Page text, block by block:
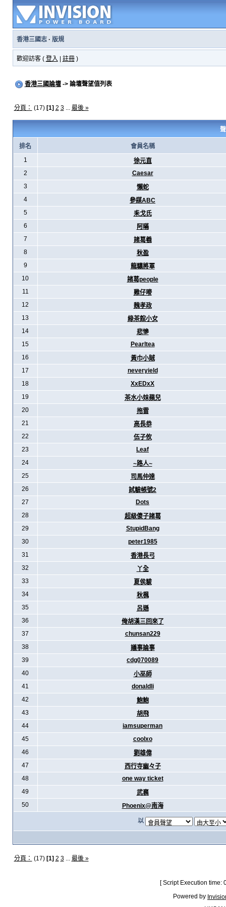
香港三國志· 版規
歡迎訪客 ( 登入 註冊)
香港三國論壇-> 論壇聲望值列表
分頁： (17) [1] 2 3... 最後 »
排名
會員名稱
1
徐元直
2
Caesar
3
懶蛇
4
參謀ABC
5
耒戈氏
6
阿暪
7
諸葛羲
8
秋盈
9
龍驤將軍
10
諸葛people
11
雞仔嘜
12
魏孝政
13
綠茶館小女
14
悲慘
15
Pearltea
16
黃巾小賊
17
neveryield
18
XxEDxX
19
茶水小妹蘋兒
20
拖雷
21
高長恭
22
伍子攸
23
Leaf
24
~路人~
25
司馬仲達
26
試驗帳號2
27
Dots
28
超級傻子諸葛
29
StupidBang
30
peter1985
31
香港長弓
32
丫全
33
夏侯駿
34
秋楓
35
呂遜
36
俺胡漢三回來了
37
chunsan229
38
議事論事
39
cdg070089
40
小巫師
41
donaldli
42
鮑鮑
43
胡飛
44
iamsuperman
45
coolxo
46
劉雄偉
47
西行寺幽々子
48
one way ticket
49
武襄
50
Phoenix@南海
以
分頁： (17) [1] 2 3... 最後 »
[ Script Execution
Powered by